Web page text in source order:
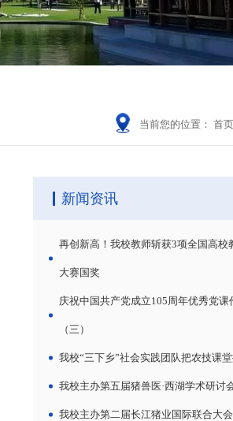
当前您的位置： 首页
新闻资讯
再创新高！我校教师斩获3项全国高校
大赛国奖
庆祝中国共产党成立105周年优秀党课
（三）
我校“三下乡”社会实践团队把农技课
我校主办第五届猪兽医·西湖学术研讨
我校主办第二届长江猪业国际联合大会